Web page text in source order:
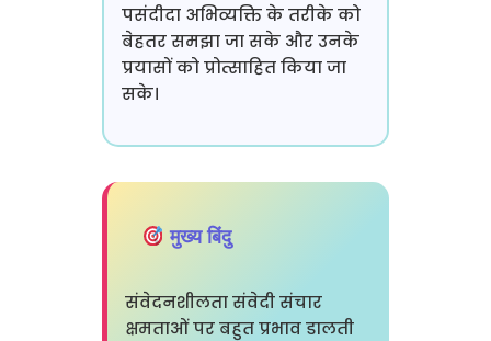
पसंदीदा अभिव्यक्ति के तरीके को
बेहतर समझा जा सके और उनके
प्रयासों को प्रोत्साहित किया जा
सके।
मुख्य बिंदु
संवेदनशीलता संवेदी संचार
क्षमताओं पर बहुत प्रभाव डालती